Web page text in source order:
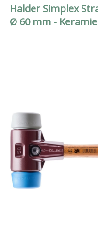
Halder Simplex
Ø 60 mm -